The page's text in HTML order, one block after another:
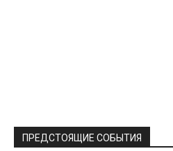
ПРЕДСТОЯЩИЕ СОБЫТИЯ